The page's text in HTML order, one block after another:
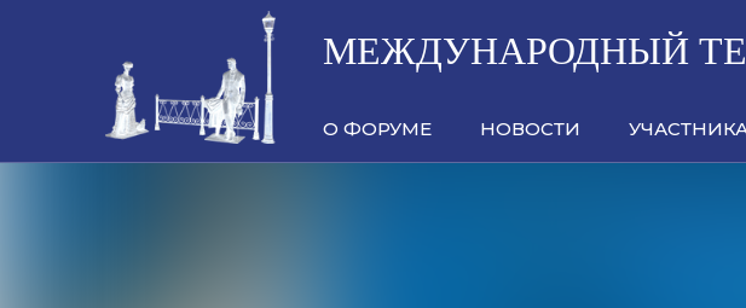
МЕЖДУНАРОДНЫЙ
О ФОРУМЕ НОВОСТИ